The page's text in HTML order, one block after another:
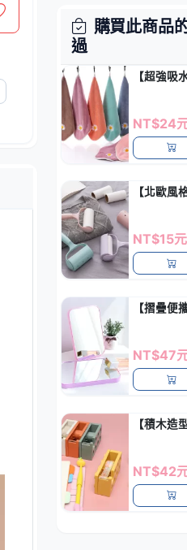
購買此商品
過
【超強吸
NT$24
【北歐
NT$15元
【摺疊便
NT$47
【積木造
NT$42